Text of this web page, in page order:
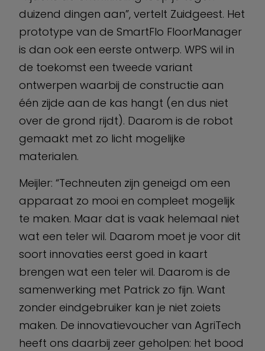
duizend dingen aan”, vertelt Zuidgeest. Het
prototype van de SmartFlo FloorManager
is dan ook een eerste ontwerp. WPS wil in
de toekomst een tweede variant
ontwerpen waarbij de constructie aan
één zijde aan de kas hangt (en dus niet
over de grond rijdt). Daarom is de robot
gemaakt met zo licht mogelijke
materialen.
Meijler: “Techneuten zijn geneigd om een
apparaat zo mooi en compleet mogelijk
te maken. Maar dat is vaak helemaal niet
wat een teler wil. Daarom moet je voor dit
soort innovaties eerst goed in kaart
brengen wat een teler wil. Daarom is de
samenwerking met Patrick zo fijn. Want
zonder eindgebruiker kan je niet zoiets
maken. De innovatievoucher van AgriTech
heeft ons daarbij zeer geholpen: het bood